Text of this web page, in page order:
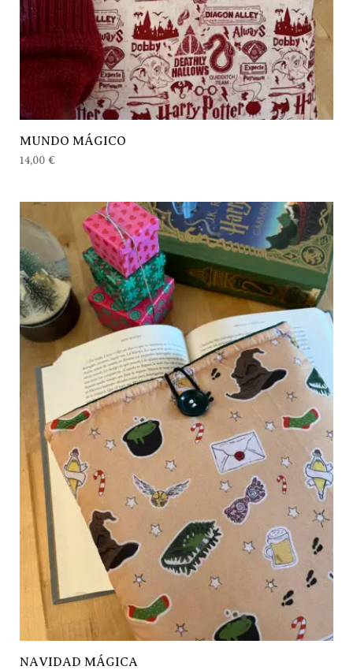
MUNDO MÁGICO
14,00 €
NAVIDAD MÁGICA